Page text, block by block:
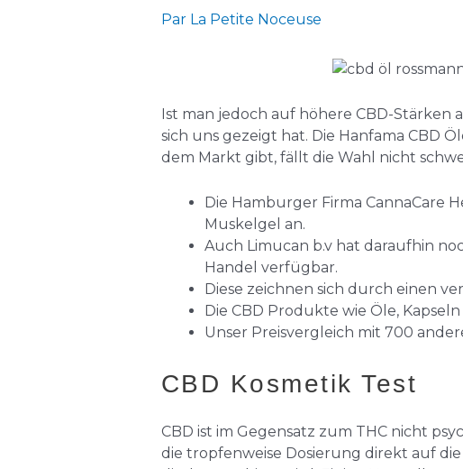
Par La Petite Noceuse
Ist man jedoch auf höhere CBD-Stärken
sich uns gezeigt hat. Die Hanfama CBD
dem Markt gibt, fällt die Wahl nicht
Die Hamburger Firma CannaCare
Muskelgel an.
Auch Limucan b.v hat daraufhin
Handel verfügbar.
Diese zeichnen sich durch einen
Die CBD Produkte wie Öle,
Unser Preisvergleich mit 700
CBD Kosmetik Test
CBD ist im Gegensatz zum THC nicht
die tropfenweise Dosierung direkt auf